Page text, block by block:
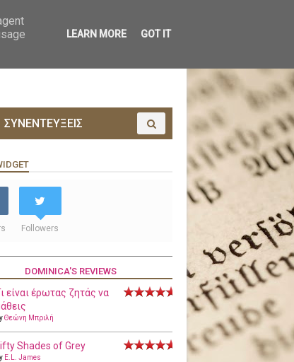
ΣΥΝΕΝΤΕΥΞΕΙΣ
Followers
DOMINICA'S REVIEWS
είναι έρωτας ζητάς να
Θεώνη Μπριλή
Shades of Grey
E.L. James
LEARN MORE GOT IT